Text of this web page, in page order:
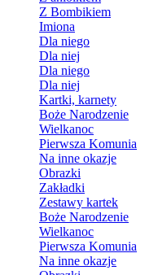
Z Bombikiem
Imiona
Dla niego
Dla niej
Dla niego
Dla niej
Kartki, karnety
Boże Narodzenie
Wielkanoc
Pierwsza Komunia
Na inne okazje
Obrazki
Zakładki
Zestawy kartek
Boże Narodzenie
Wielkanoc
Pierwsza Komunia
Na inne okazje